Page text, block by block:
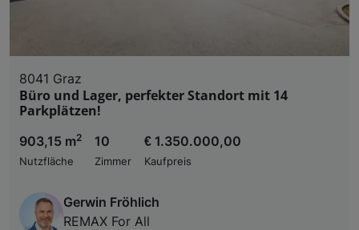
8041 Graz
Büro und Lager, perfekter Standort mit 14
Parkplätzen!
903,15 m2
Nutzfläche
10
Zimmer
€ 1.350.000,00
Kaufpreis
Gerwin Fröhlich
REMAX For All